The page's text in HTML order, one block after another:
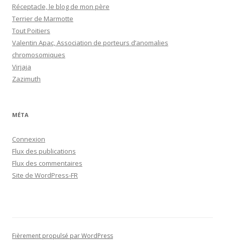
Réceptacle, le blog de mon père
Terrier de Marmotte
Tout Poitiers
Valentin Apac, Association de porteurs d’anomalies
chromosomiques
Virjaja
Zazimuth
MÉTA
Connexion
Flux des publications
Flux des commentaires
Site de WordPress-FR
Fièrement propulsé par WordPress